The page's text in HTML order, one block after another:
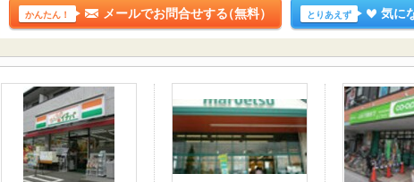
かんたん！ メールでお問合せする（無料） とりあえず 気に